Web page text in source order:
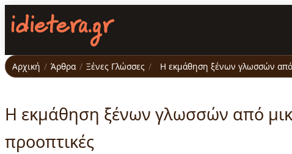
Παράκαμψη
προς
κυρίως
περιεχόμενο
Αρχική / Άρθρα / Ξένες Γλώσσες / Η εκμάθηση ξένων γλωσσών από
Η εκμάθηση ξένων γλωσσών από
προοπτικές